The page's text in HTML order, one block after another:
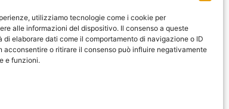
utilizziamo tecnologie come i cookie per
alle informazioni del dispositivo. Il consenso a queste
di elaborare dati come il comportamento di navigazione o ID
acconsentire o ritirare il consenso può influire negativamente
e funzioni.
NotiziePlus.com
Verificato